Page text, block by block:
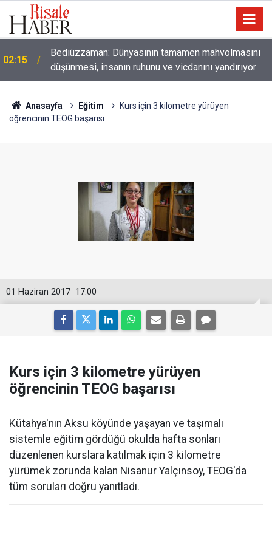
01:45 Paçalarını yerde sürünmeyecek şekilde yukarıda tut
Anasayfa Eğitim
Kurs için 3 kilometre yürüyen
öğrencinin TEOG başarısı
17:00
01 Haziran 2017
Kurs için 3 kilometre yürüyen
öğrencinin TEOG başarısı
Kütahya'nın Aksu köyünde yaşayan ve taşımalı
sistemle eğitim gördüğü okulda hafta sonları
düzenlenen kurslara katılmak için 3 kilometre
yürümek zorunda kalan Nisanur Yalçınsoy, TEOG'da
tüm soruları doğru yanıtladı.